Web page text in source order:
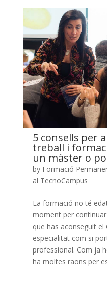
5 consells per
treball i
un màster o
by Formació
al TecnoCampus
La formació no té
moment per
que has aconseguit el
especialitat com si
professional. Com ja
ha moltes raons per